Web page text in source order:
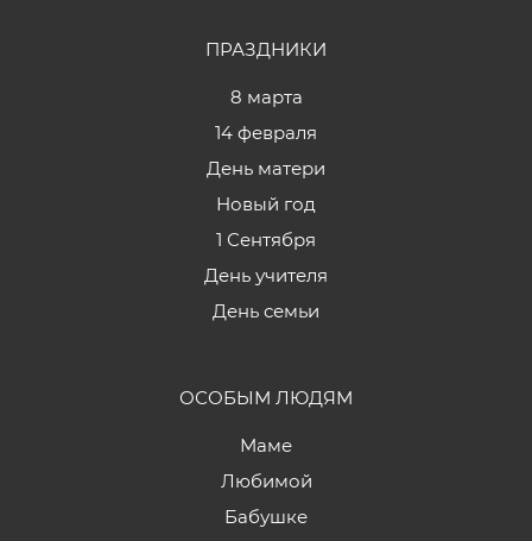
ПРАЗДНИКИ
8 марта
14 февраля
День матери
Новый год
1 Сентября
День учителя
День семьи
ОСОБЫМ ЛЮДЯМ
Маме
Любимой
Бабушке